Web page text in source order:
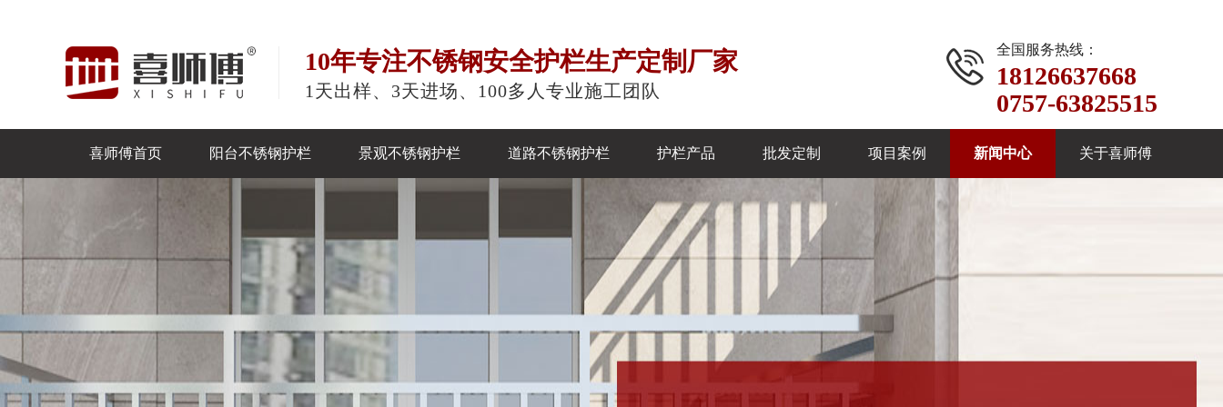
全国服务热线：
18126637668
0757-63825515
10年专注不锈钢安全护栏生产定制厂家
1天出样、3天进场、100多人专业施工团队
喜师傅首页 阳台不锈钢护栏 景观不锈钢护栏 道路不锈钢护栏 护栏产品 批发定制 项目案例 新闻中心 关于喜师傅